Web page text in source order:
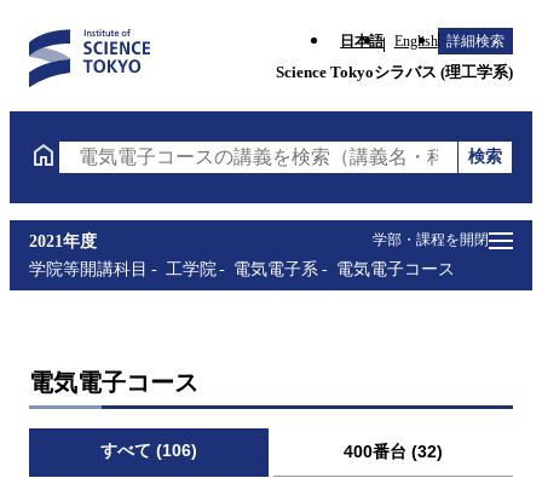
日本語 English 詳細検索
Science Tokyoシラバス (理工学系)
電気電子コースの講義を検索（講義名・科目コード・
検索
学部・課程を開閉
2021年度
学院等開講科目
工学院 電気電子系 電気電子コース
電気電子コース
すべて (106) 400番台 (32)